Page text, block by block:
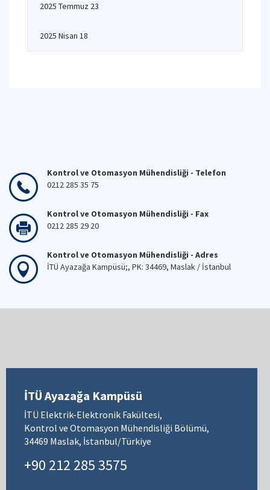
2025 Temmuz 23
2025 Nisan 18
Kontrol ve Otomasyon Mühendisliği - Telefon
0212 285 35 75
Kontrol ve Otomasyon Mühendisliği - Fax
0212 285 29 20
Kontrol ve Otomasyon Mühendisliği - Adres
İTÜ Ayazağa Kampüsü;, PK: 34469, Maslak / İstanbul
İTÜ Ayazağa Kampüsü
İTÜ Elektrik-Elektronik Fakültesi,
Kontrol ve Otomasyon Mühendisliği Bölümü,
34469 Maslak, İstanbul/Türkiye
+90 212 285 3575